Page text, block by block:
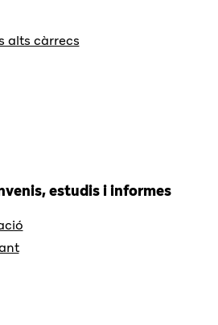
alts càrrecs
estudis i informes